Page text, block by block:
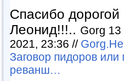
Спасибо дорогой
Леонид!!!.. Gorg 13
2021, 23:36 //
Заговор пидоров или
реванш…